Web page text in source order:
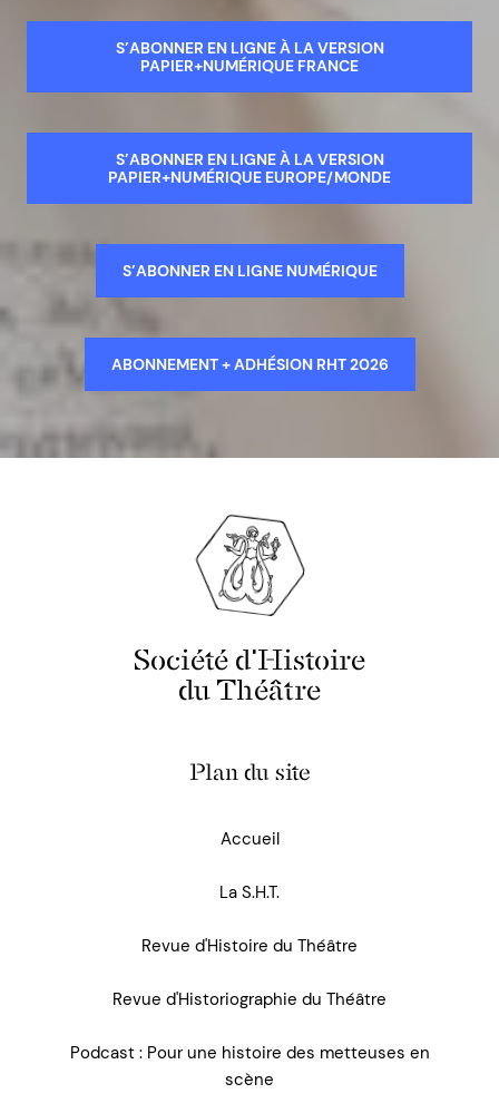
S’ABONNER EN LIGNE À LA VERSION
PAPIER+NUMÉRIQUE FRANCE
S’ABONNER EN LIGNE À LA VERSION
PAPIER+NUMÉRIQUE EUROPE/MONDE
S’ABONNER EN LIGNE NUMÉRIQUE
ABONNEMENT + ADHÉSION RHT 2026
Société d'Histoire
du Théâtre
Plan du site
Accueil
La S.H.T.
Revue d'Histoire du Théâtre
Revue d'Historiographie du Théâtre
Podcast : Pour une histoire des metteuses en
scène